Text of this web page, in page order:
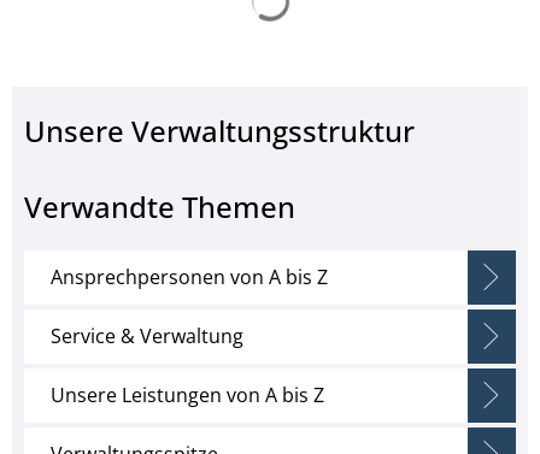
Unsere Verwaltungsstruktur
Verwandte Themen
Ansprechpersonen von A bis Z
Service & Verwaltung
Unsere Leistungen von A bis Z